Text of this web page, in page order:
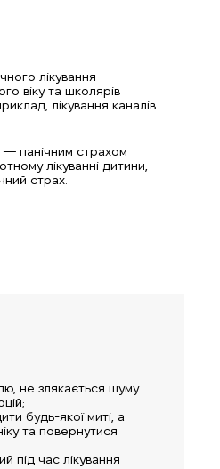
лікування
віку та школярів
лікування каналів
— панічним страхом
лікуванні дитини,
страх.
не злякається шуму
будь-якої миті, а
та повернутися
під час лікування